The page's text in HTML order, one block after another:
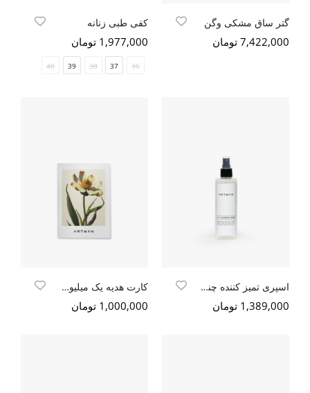
گتر ساق مشکی وگن
7,422,000 تومان
کفی طبی زنانه
1,977,000 تومان
36
37
38
39
40
اسپری تمیز کننده چند منظوره آرتمن
1,389,000 تومان
کارت هدیه یک میلیون تومانی
1,000,000 تومان